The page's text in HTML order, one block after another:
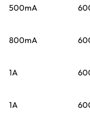
500mA
800mA
1A
1A